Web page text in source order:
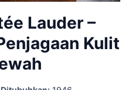
Lauder –
Kulit